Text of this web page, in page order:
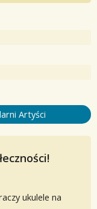
Artyści
ukulele na